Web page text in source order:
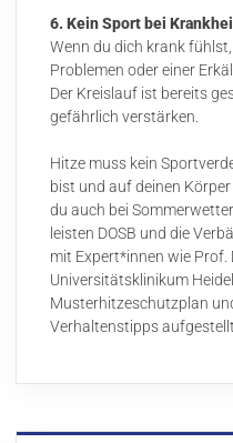
6. Kein Sport bei
Wenn du dich krank
Problemen oder einer
Der Kreislauf ist bereits
gefährlich verstärken.
Hitze muss kein
bist und auf deinen
du auch bei
leisten DOSB und die
mit Expert*innen wie Prof.
Universitätsklinikum
Musterhitzeschutzplan
Verhaltenstipps